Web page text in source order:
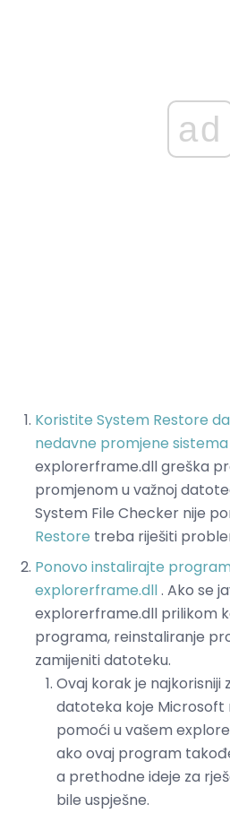
ad
Koristite System Restore
nedavne promjene sistema
explorerframe.dll greška
promjenom u važnoj
System File Checker nije
Restore treba riješiti
Ponovo instalirajte
explorerframe.dll. Ako se
explorerframe.dll prilikom
programa, reinstaliranje
zamijeniti datoteku.
Ovaj korak je najkorisniji
datoteka koje Microsoft
pomoći u vašem
ako ovaj program
a prethodne ideje za
bile uspješne.